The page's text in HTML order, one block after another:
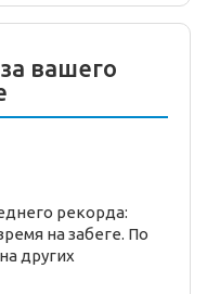
вашего
рекорда:
на забеге. По
других